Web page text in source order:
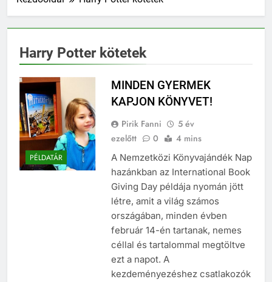
Harry Potter kötetek
PÉLDATÁR
MINDEN GYERMEK
KAPJON KÖNYVET!
Pirik Fanni
5 év
ezelőtt
0 4 mins
A Nemzetközi Könyvajándék Nap
hazánkban az International Book
Giving Day példája nyomán jött
létre, amit a világ számos
országában, minden évben
február 14-én tartanak, nemes
céllal és tartalommal megtöltve
ezt a napot. A
kezdeményezéshez csatlakozók